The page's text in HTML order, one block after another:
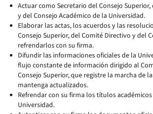
Actuar como Secretario del Consejo
y del Consejo Académico de la Universidad.
Elaborar las actas, los acuerdos y las
Consejo Superior, del Comité Directivo y del
refrendarlos con su firma.
Difundir las informaciones oficiales de la
flujo constante de información dirigido al
Consejo Superior, que registre la marcha de
mantenga actualizados.
Refrendar con su firma los títulos
Universidad.